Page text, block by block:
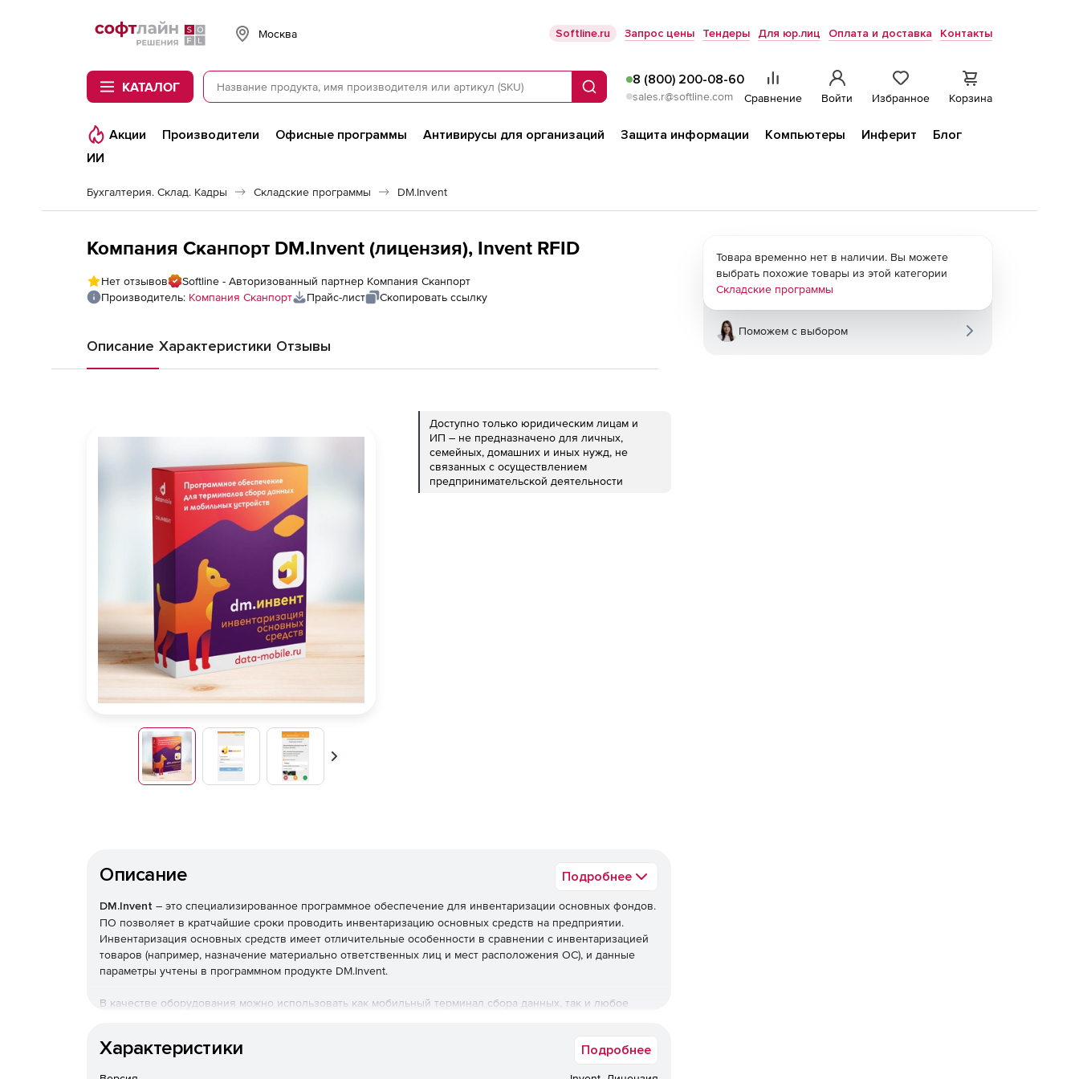
Softline
Москва Softline.ru Запрос цены Тендеры Для юр.лиц Оплата и доставка Контакты
КАТАЛОГ Поиск
8 (800) 200-08-60
sales.r@softline.com Сравнение Войти Избранное Корзина
Акции Производители Офисные программы Антивирусы для организаций Защита информации Компьютеры Инферит
Блог
ИИ
Бухгалтерия. Склад. Кадры Складские программы DM.Invent
Компания Сканпорт DM.Invent (лицензия), Invent RFID
Нет отзывов
Softline - Авторизованный партнер Компания Сканпорт
Производитель: Компания Сканпорт Прайс-лист Скопировать ссылку
Описание Характеристики Отзывы
Вперед
Доступно только юридическим лицам и
ИП – не предназначено для личных,
семейных, домашних и иных нужд, не
связанных с осуществлением
предпринимательской деятельности
Описание Подробнее
DM.Invent – это специализированное программное обеспечение для инвентаризации основных фондов.
ПО позволяет в кратчайшие сроки проводить инвентаризацию основных средств на предприятии.
Инвентаризация основных средств имеет отличительные особенности в сравнении с инвентаризацией
товаров (например, назначение материально ответственных лиц и мест расположения ОС), и данные
параметры учтены в программном продукте DM.Invent.
В качестве оборудования можно использовать как мобильный терминал сбора данных, так и любое
ПО DM.Invent может быть установлено на любое мобильное устройство с Android (версии 4.0 и выше).
Характеристики Подробнее
Товара временно нет в наличии. Вы можете
выбрать похожие товары из этой категории
Складские программы
Поможем с выбором